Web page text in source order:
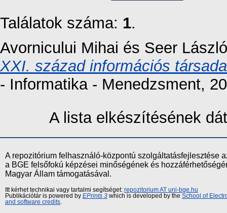
Találatok száma: 1.
Avornicului Mihai és Seer László
XXI. század információs
- Informatika - Menedzsment,
A lista elkészítésének
A repozitórium felhasználó-központú szolgáltatásfejlesztése
a BGE felsőfokú képzései minőségének és
Magyar Állam támogatásával.
Itt kérhet technikai vagy tartalmi segítséget: repozitorium AT uni-bge.hu
Publikációtár is powered by EPrints 3 which is developed by the School of
and software credits